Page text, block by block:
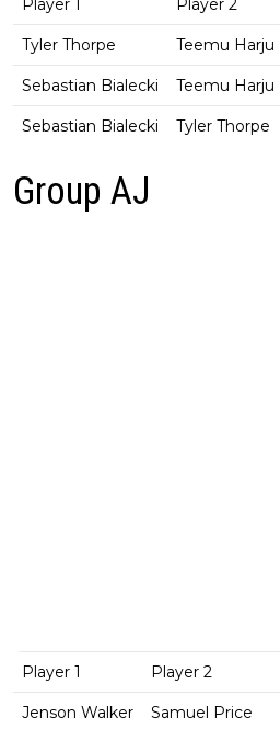
Player 1 Player 2
Tyler Thorpe Teemu Harju
Sebastian Bialecki Teemu Harju
Sebastian Bialecki Tyler Thorpe
Group AJ
Player 1 Player 2
Jenson Walker Samuel Price